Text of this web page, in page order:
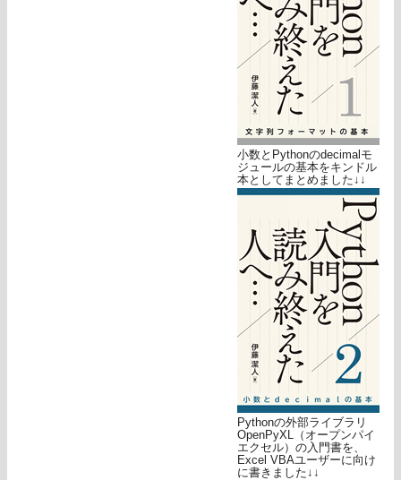
小数とPythonのdecimalモ
ジュールの基本をキンドル
本としてまとめました↓↓
Pythonの外部ライブラリ
OpenPyXL（オープンパイ
エクセル）の入門書を、
Excel VBAユーザーに向け
に書きました↓↓